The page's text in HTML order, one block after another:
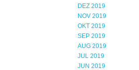
DEZ 2019
NOV 2019
OKT 2019
SEP 2019
AUG 2019
JUL 2019
JUN 2019